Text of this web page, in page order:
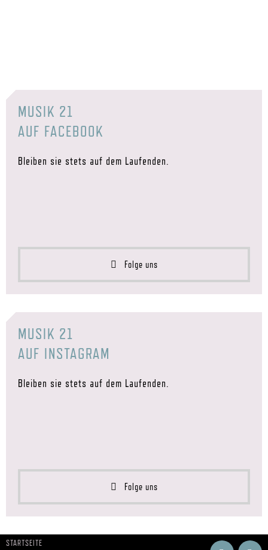
MUSIK 21
AUF FACEBOOK
Bleiben sie stets auf dem Laufenden.
Folge uns
MUSIK 21
AUF INSTAGRAM
Bleiben sie stets auf dem Laufenden.
Folge uns
STARTSEITE